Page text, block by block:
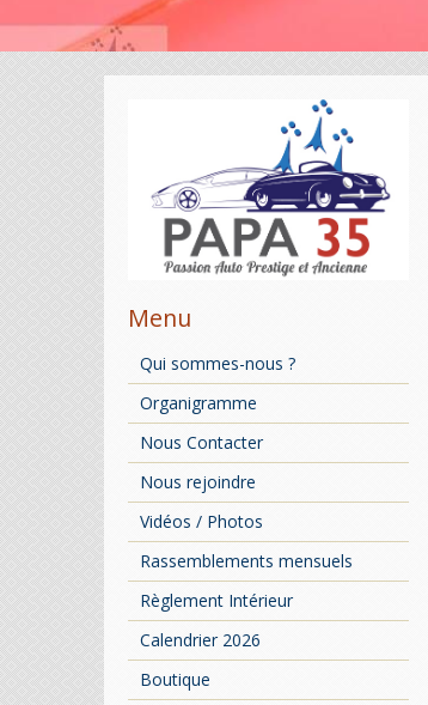
Menu
Qui sommes-nous ?
Organigramme
Nous Contacter
Nous rejoindre
Vidéos / Photos
Rassemblements mensuels
Règlement Intérieur
Calendrier 2026
Boutique